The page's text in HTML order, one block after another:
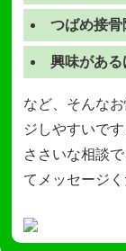
つばめ接
興味があ
など、そんな
ジしやすいです
ささいな相談
てメッセージく